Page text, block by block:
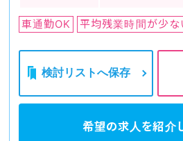
車通勤OK 平均残業時間が少な
検討リストへ保存
希望の求人を紹介